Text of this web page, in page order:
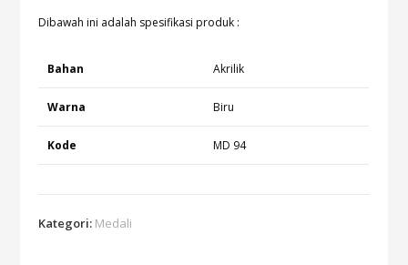
Dibawah ini adalah spesifikasi produk :
Bahan Akrilik
Warna Biru
Kode MD 94
Kategori: Medali